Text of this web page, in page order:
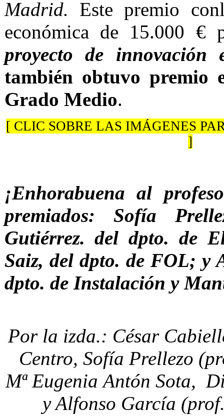
Madrid. Este premio
económica de 15.000 €
proyecto de innovación
también obtuvo premio
Grado Medio.
[ CLIC SOBRE LAS IMÁGENES
]
¡Enhorabuena al
premiados: Sofía
Gutiérrez. del dpto. de
Saiz, del dpto. de FOL; y
dpto. de Instalación y
Por la izda.: César
Centro, Sofía Prellezo
Mª Eugenia Antón Sota,
y Alfonso García